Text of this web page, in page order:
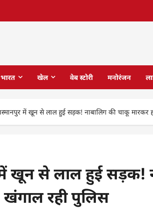
भारत खेल वेब स्टोरी मनोरंजन
में खून से लाल हुई सड़क! नाबालिग की चाकू मारकर
खून से लाल हुई सड़क!
खंगाल रही पुलिस